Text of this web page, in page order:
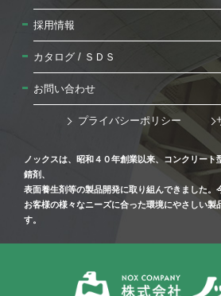
採用情報
カタログ / ＳＤＳ
お問い合わせ
プライバシーポリシー
ノックスは、昭和４０年創業以来、コンクリー
錆剤、
表面養生剤等の製品開発に取り組んできました。
お客様の様々なニーズに合った環境にやさしい製
す。